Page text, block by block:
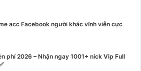
acc Facebook người khác vĩnh viễn cực
phí 2026 – Nhận ngay 1001+ nick Vip Full